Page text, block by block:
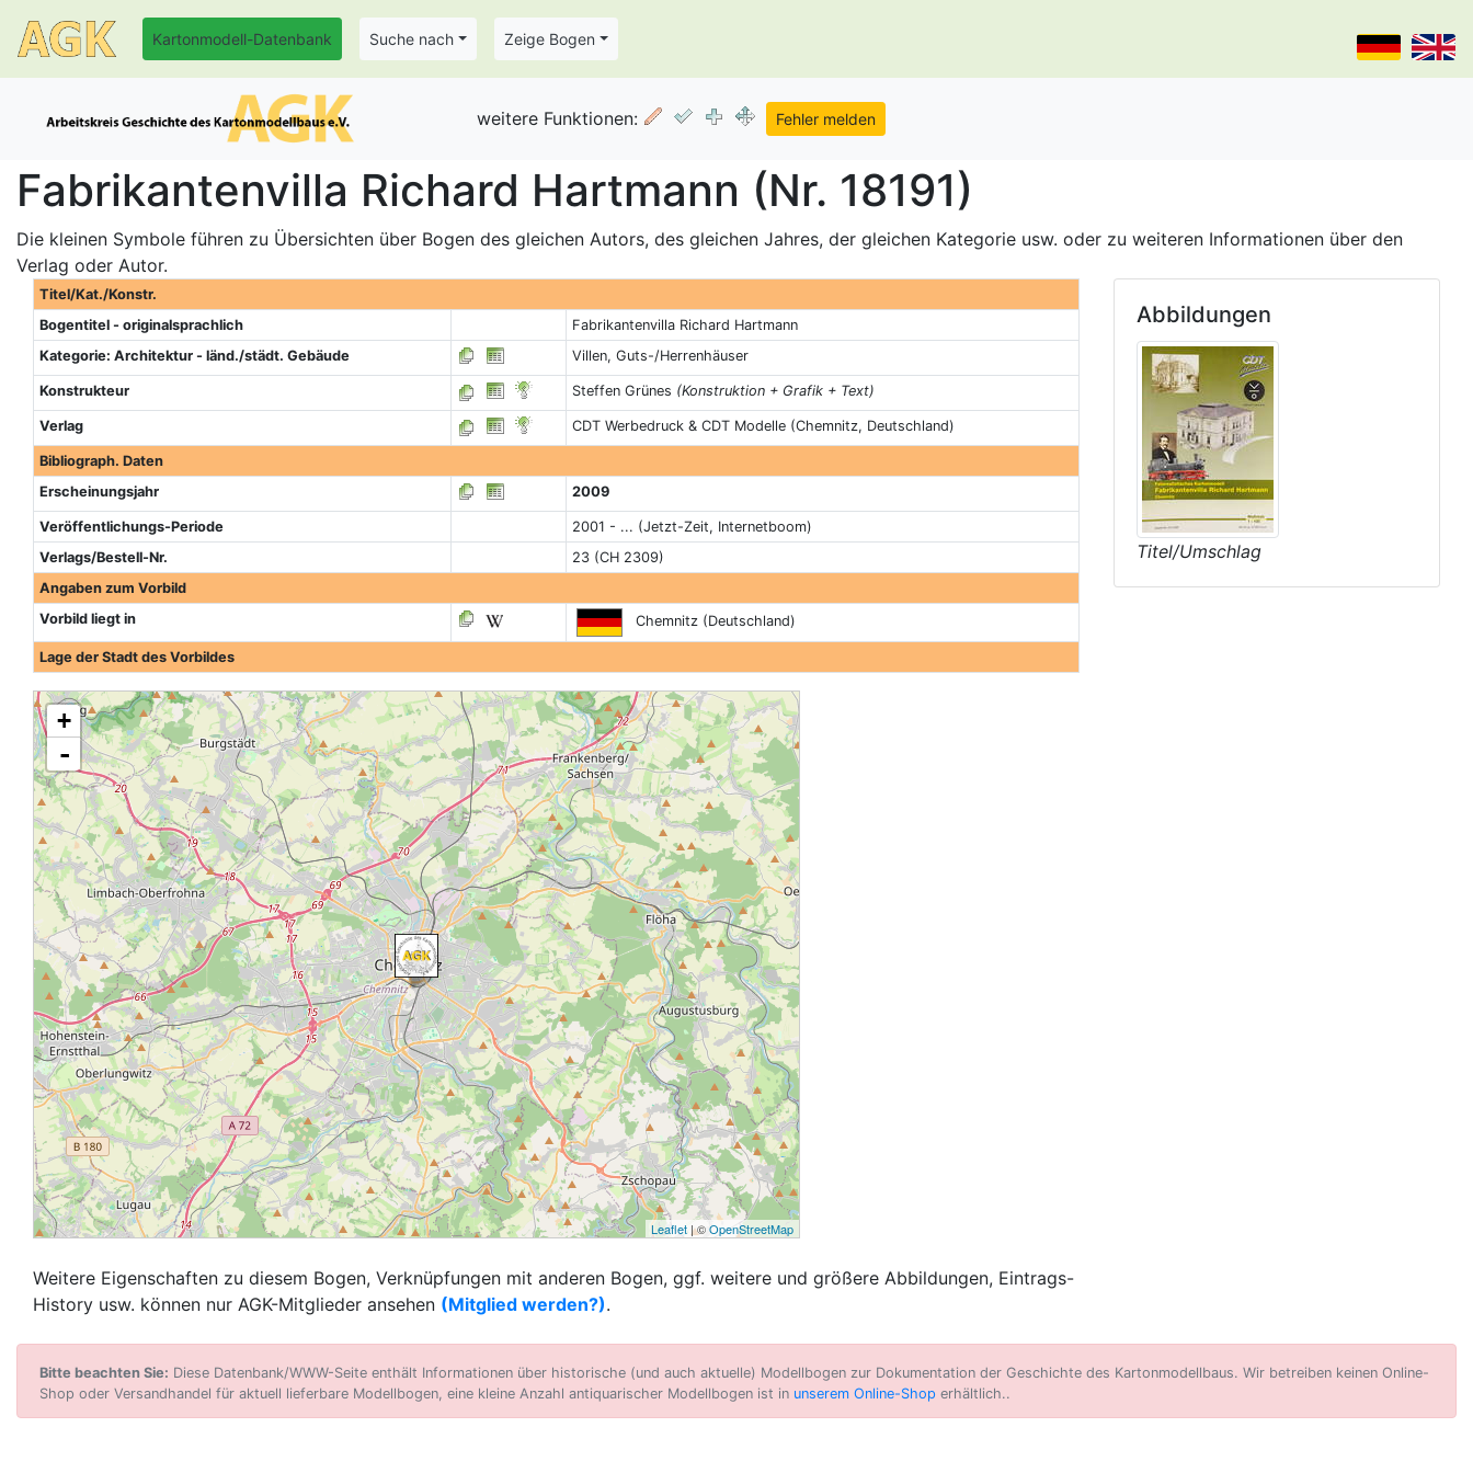
Kartonmodell-Datenbank Suche nach Zeige Bogen
weitere Funktionen:
Fabrikantenvilla Richard Hartmann (Nr. 18191)
Die kleinen Symbole führen zu Übersichten über Bogen des gleichen Autors, des gleichen Jahres, der gleichen Kategorie usw. oder zu weiteren Informationen über den
Verlag oder Autor.
Titel/Kat./Konstr.
Bogentitel - originalsprachlich
Fabrikantenvilla Richard Hartmann
Kategorie: Architektur - länd./städt. Gebäude
Villen, Guts-/Herrenhäuser
Konstrukteur Steffen Grünes (Konstruktion + Grafik + Text)
Verlag CDT Werbedruck & CDT Modelle (Chemnitz, Deutschland)
Bibliograph. Daten
Erscheinungsjahr
2009
Veröffentlichungs-Periode
2001 - ... (Jetzt-Zeit, Internetboom)
Verlags/Bestell-Nr.
23 (CH 2309)
Angaben zum Vorbild
Vorbild liegt in
Chemnitz (Deutschland)
Lage der Stadt des Vorbildes
+
-
Leaflet | ©OpenStreetMap
Weitere Eigenschaften zu diesem Bogen, Verknüpfungen mit anderen Bogen, ggf. weitere und größere Abbildungen, Eintrags-
History usw. können nur AGK-Mitglieder ansehen (Mitglied werden?).
Abbildungen
Titel/Umschlag
Bitte beachten Sie: Diese Datenbank/WWW-Seite enthält Informationen über historische (und auch aktuelle) Modellbogen zur Dokumentation der Geschichte des Kartonmodellbaus. Wir betreiben keinen Online-
Shop oder Versandhandel für aktuell lieferbare Modellbogen, eine kleine Anzahl antiquarischer Modellbogen ist in unserem Online-Shop erhältlich..